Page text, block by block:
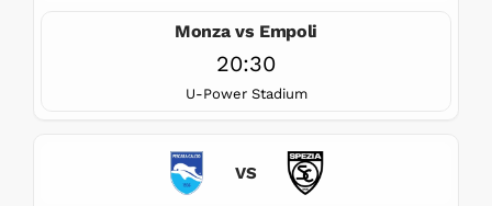
Monza vs Empoli
20:30
U-Power Stadium
VS